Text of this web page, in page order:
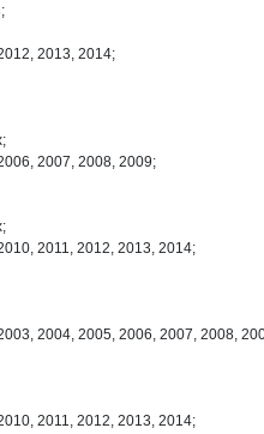
;
2013, 2014;
2007, 2008, 2009;
2011, 2012, 2013, 2014;
2004, 2005, 2006, 2007, 2008,
2011, 2012, 2013, 2014;